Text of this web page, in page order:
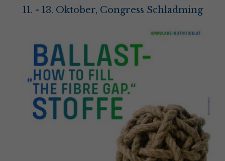
11. - 13. Oktober, Congress Schladming